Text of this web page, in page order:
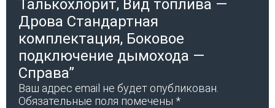
Талькохлорит, Вид топлива —
Дрова Стандартная
комплектация, Боковое
подключение дымохода —
Справа”
Ваш адрес email не будет опубликован.
Обязательные поля помечены *